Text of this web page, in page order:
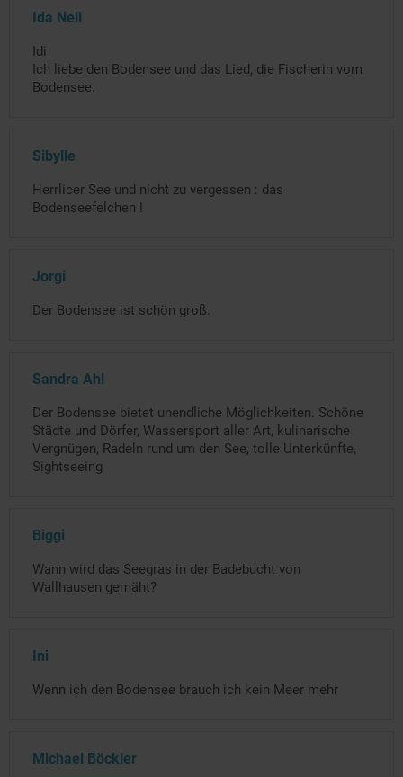
Ida Nell
Idi
Ich liebe den Bodensee und das Lied, die Fischerin vom
Bodensee.
Sibylle
Herrlicer See und nicht zu vergessen : das
Bodenseefelchen !
Jorgi
Der Bodensee ist schön groß.
Sandra Ahl
Der Bodensee bietet unendliche Möglichkeiten. Schöne
Städte und Dörfer, Wassersport aller Art, kulinarische
Vergnügen, Radeln rund um den See, tolle Unterkünfte,
Sightseeing
Biggi
Wann wird das Seegras in der Badebucht von
Wallhausen gemäht?
Ini
Wenn ich den Bodensee brauch ich kein Meer mehr
Michael Böckler